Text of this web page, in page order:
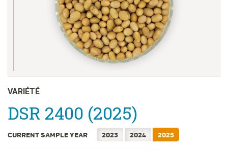
À propos de
ENGLISH
日本語
한국어
简体中文
繁體中文
VARIÉTÉ
DSR 2400 (2025)
CURRENT SAMPLE YEAR 2023 2024 2025